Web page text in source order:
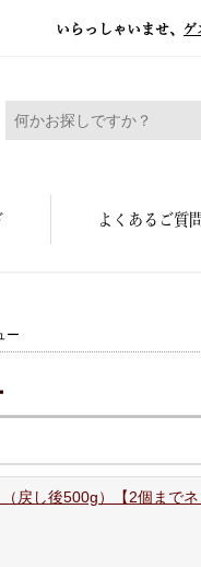
いらっしゃいませ、 ゲ
元禄二年。創業三百余年の味
よくあるご質問
ー
戻し後500g）【2個までネ